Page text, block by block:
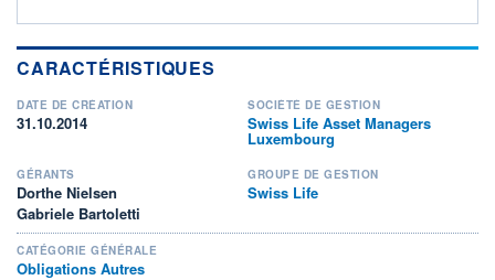
CARACTÉRISTIQUES
DATE DE CRÉATION
31.10.2014
SOCIÉTÉ DE GESTION
Swiss Life Asset Managers
Luxembourg
GÉRANTS
Dorthe Nielsen
Gabriele Bartoletti
GROUPE DE GESTION
Swiss Life
CATÉGORIE GÉNÉRALE
Obligations Autres